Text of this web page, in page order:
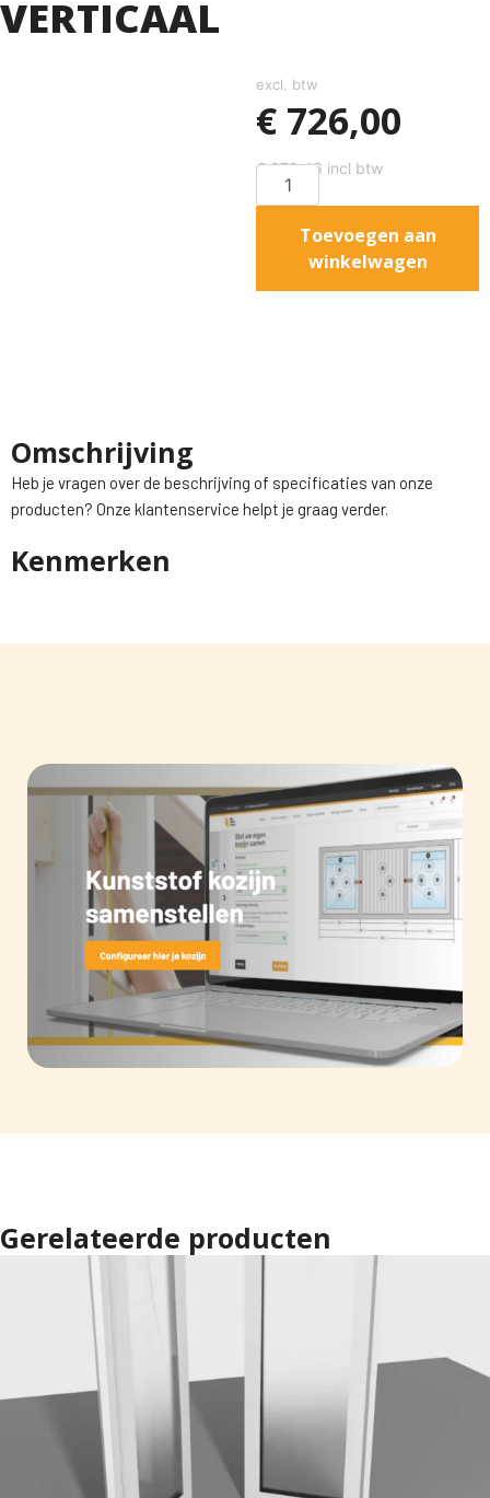
VERTICAAL
excl. btw
€ 726,00
€878,46 incl btw
Toevoegen aan
winkelwagen
Omschrijving
Heb je vragen over de beschrijving of specificaties van onze
producten? Onze klantenservice helpt je graag verder.
Kenmerken
Gerelateerde producten